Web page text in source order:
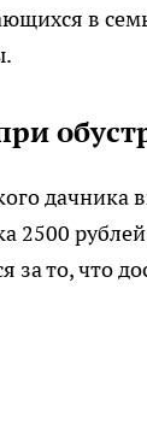
в
2500
за то, что